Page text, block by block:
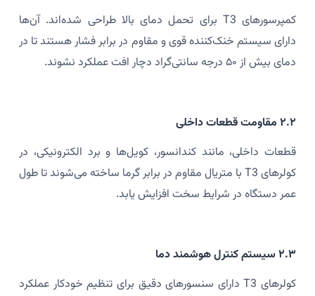
کمپرسورهای T3 برای تحمل دمای بالا طراحی شده‌اند. آن‌ها
دارای سیستم خنک‌کننده قوی و مقاوم در برابر فشار هستند تا در
دمای بیش از ۵۰ درجه سانتی‌گراد دچار افت عملکرد نشوند.
۲.۲ مقاومت قطعات داخلی
قطعات داخلی، مانند کندانسور، کویل‌ها و برد الکترونیکی، در
کولرهای T3 با متریال مقاوم در برابر گرما ساخته می‌شوند تا طول
عمر دستگاه در شرایط سخت افزایش یابد.
۲.۳ سیستم کنترل هوشمند دما
کولرهای T3 دارای سنسورهای دقیق برای تنظیم خودکار عملکرد